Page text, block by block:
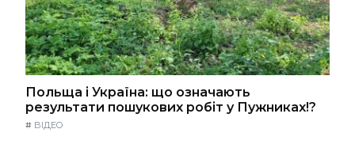
Польща і Україна: що означають
результати пошукових робіт у Пужниках!?
# ВІДЕО